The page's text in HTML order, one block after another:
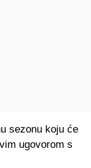
sezonu koju će
ugovorom s